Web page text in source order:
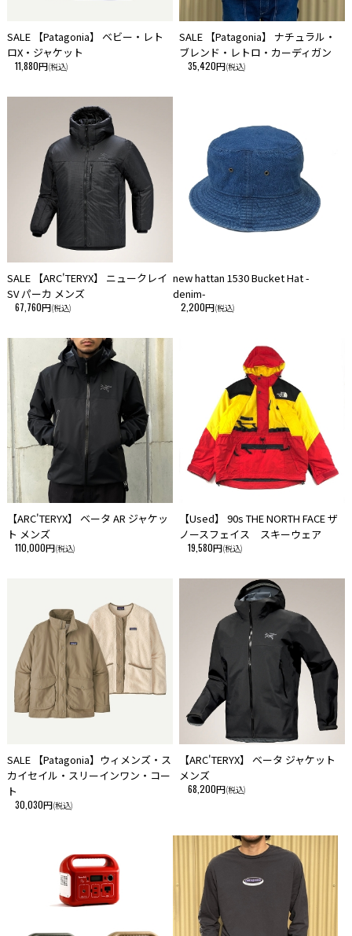
SALE 【Patagonia】 ベビー・レト
ロX・ジャケット
11,880円(税込)
SALE 【Patagonia】 ナチュラル・
ブレンド・レトロ・カーディガン
35,420円(税込)
SALE 【ARC'TERYX】 ニュークレイ
SV パーカ メンズ
67,760円(税込)
new hattan 1530 Bucket Hat -
denim-
2,200円(税込)
【ARC'TERYX】 ベータ AR ジャケッ
ト メンズ
110,000円(税込)
【Used】 90s THE NORTH FACE ザ
ノースフェイス スキーウェア
19,580円(税込)
SALE 【Patagonia】ウィメンズ・ス
カイセイル・スリーインワン・コー
ト
30,030円(税込)
【ARC'TERYX】 ベータ ジャケット
メンズ
68,200円(税込)